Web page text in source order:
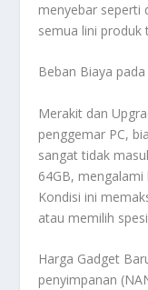
menyebar seperti
semua lini produk
Beban Biaya
Merakit dan
penggemar PC,
sangat tidak
64GB,
Kondisi ini
atau memilih
Harga Gadget
penyimpanan (